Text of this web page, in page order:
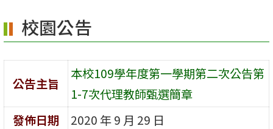
容
區
校園公告
公告主旨
本校109學年度第一學期第二次公告第
1-7次代理教師甄選簡章
發佈日期
2020 年 9 月 29 日